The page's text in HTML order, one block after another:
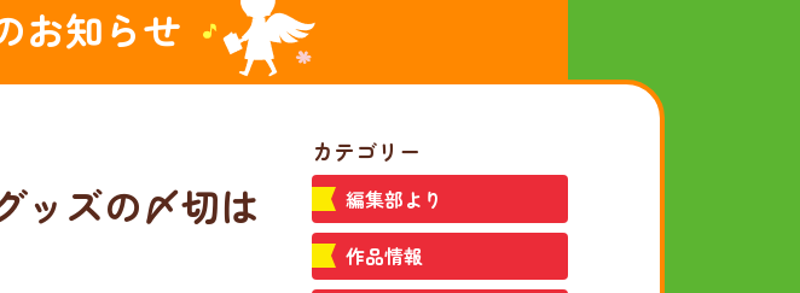
お知らせ
ッズの〆切は
カテゴリー
編集部より
作品情報